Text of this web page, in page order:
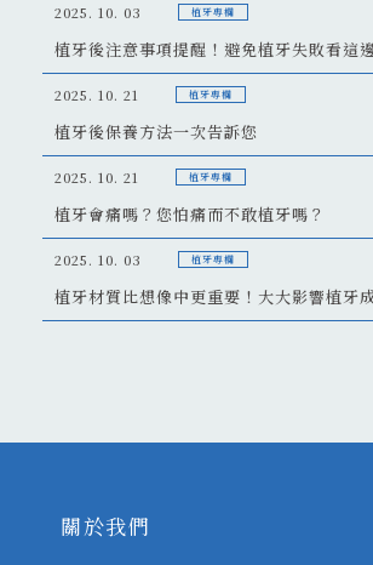
2025. 10. 03 植牙專欄
植牙後注意事項提醒！避免植牙失敗看這
2025. 10. 21 植牙專欄
植牙後保養方法一次告訴您
2025. 10. 21 植牙專欄
植牙會痛嗎？您怕痛而不敢植牙嗎？
2025. 10. 03 植牙專欄
植牙材質比想像中更重要！大大影響植牙
關於我們